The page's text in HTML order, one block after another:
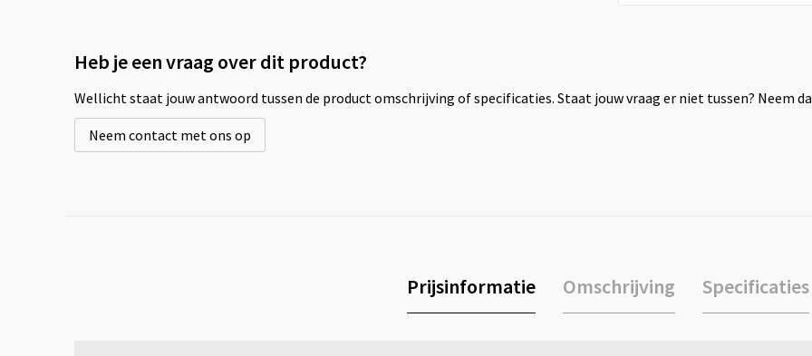
Heb je een vraag over dit product?
Wellicht staat jouw antwoord tussen de product omschrijving of specificaties. Staat jouw vraag er niet tussen? Neem
Neem contact met ons op
Prijsinformatie Omschrijving Specificaties